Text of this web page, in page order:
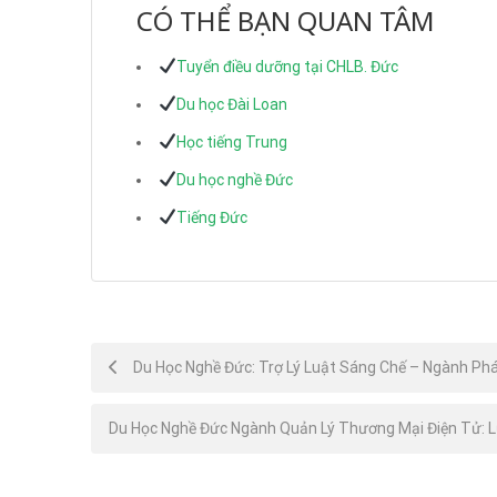
CÓ THỂ BẠN QUAN TÂM
Tuyển điều dưỡng tại CHLB. Đức
Du học Đài Loan
Học tiếng Trung
Du học nghề Đức
Tiếng Đức
Post
navigation
Du Học Nghề Đức: Trợ Lý Luật Sáng Chế – Ngành
Du Học Nghề Đức Ngành Quản Lý Thương Mại Điện